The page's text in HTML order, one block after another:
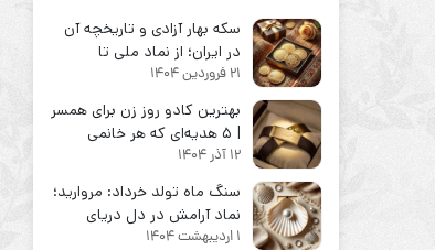
سکه بهار آزادی و تاریخچه آن
در ایران؛ از نماد ملی تا
سرمایه‌گذاری مطمئن
21 فروردین 1404
بهترین کادو روز زن برای همسر
| ۵ هدیه‌ای که هر خانمی
عاشقش می‌شود + ارسال
فوری
12 آذر 1404
سنگ ماه تولد خرداد: مروارید؛
نماد آرامش در دل دریای
پرتلاطم ذهن‌های خردادی1 اردیبهشت 1404